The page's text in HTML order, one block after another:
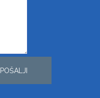
POŠALJI